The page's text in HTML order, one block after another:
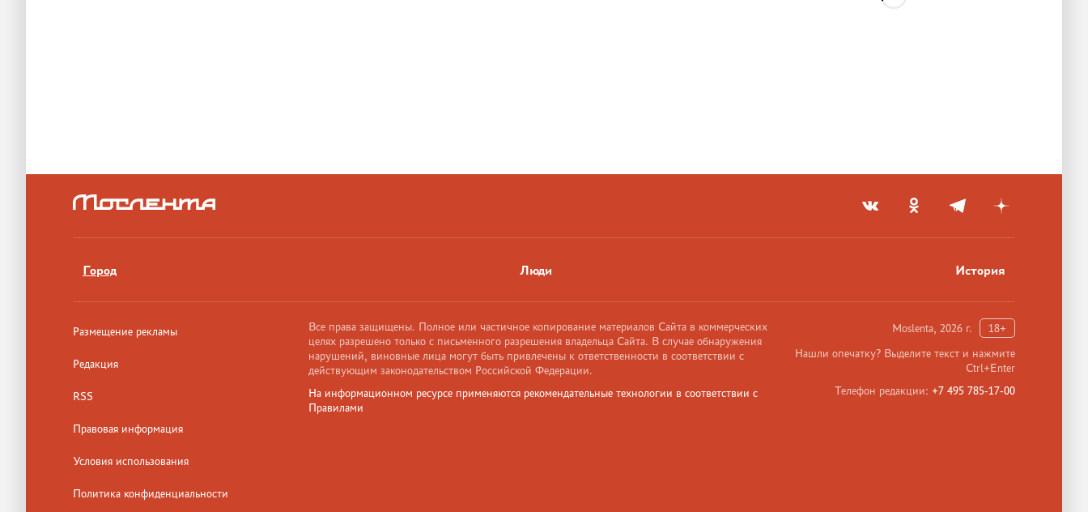
Город Люди История
Размещение рекламы
Редакция
RSS
Правовая информация
Условия использования
Политика конфиденциальности
Moslenta, 2026 г.
18+
Нашли опечатку? Выделите текст и нажмите
Ctrl+Enter
Телефон редакции: +7 495 785-17-00
Все права защищены. Полное или частичное копирование материалов Сайта в коммерческих
целях разрешено только с письменного разрешения владельца Сайта. В случае обнаружения
нарушений, виновные лица могут быть привлечены к ответственности в соответствии с
действующим законодательством Российской Федерации.
На информационном ресурсе применяются рекомендательные технологии в соответствии с
Правилами